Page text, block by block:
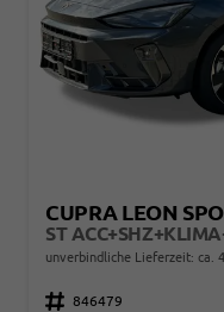
CUPRA LEON
ST
unverbindliche Lieferzeit: ca.
Fahrzeugnr. 846479